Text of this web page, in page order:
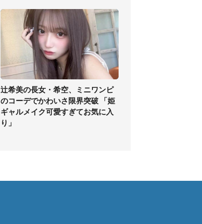
辻希美の長女・希空、ミニワンピ
のコーデでかわいさ限界突破 「姫
ギャルメイク可愛すぎてお気に入
り」